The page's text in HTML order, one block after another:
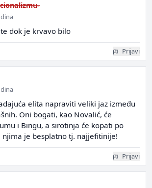
dok je krvavo bilo
Prijavi
elita napraviti veliki jaz između
Oni bogati, kao Novalić, će
i Bingu, a sirotinja će kopati po
njima je besplatno tj. najjefitinije!
Prijavi